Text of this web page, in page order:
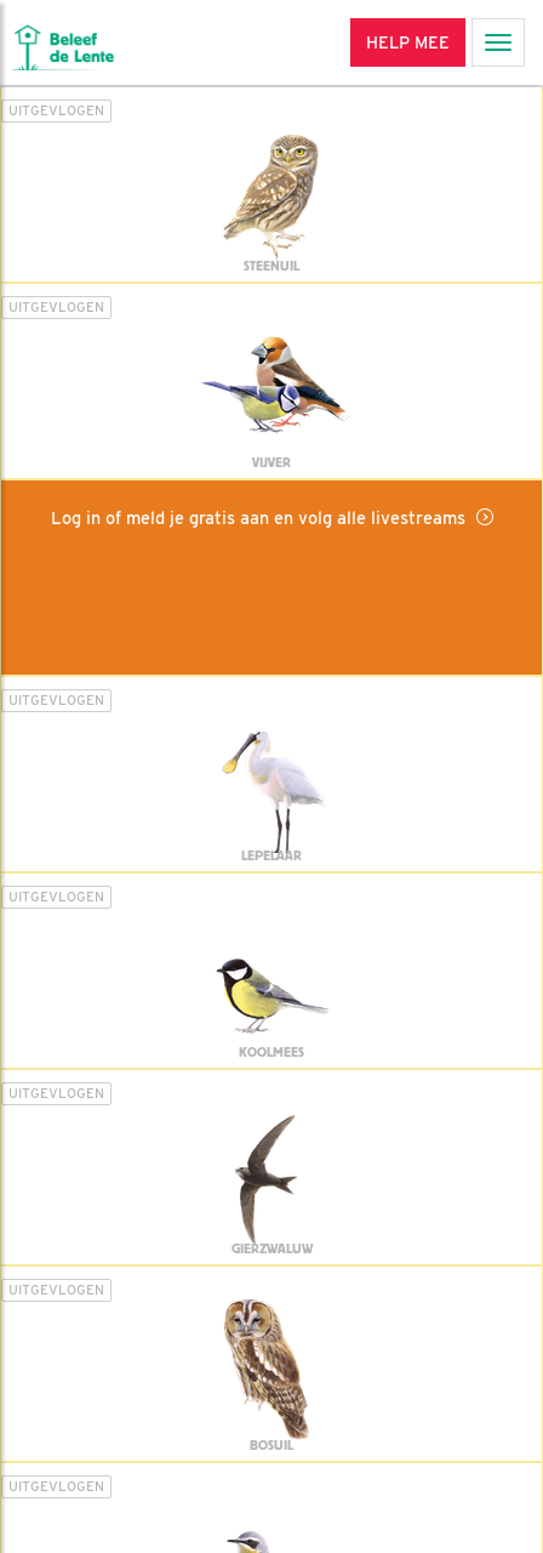
HELP MEE
UITGEVLOGEN
STEENUIL
UITGEVLOGEN
VIJVER
Log in of meld je gratis aan en volg alle livestreams
UITGEVLOGEN
LEPELAAR
UITGEVLOGEN
KOOLMEES
UITGEVLOGEN
GIERZWALUW
UITGEVLOGEN
BOSUIL
UITGEVLOGEN